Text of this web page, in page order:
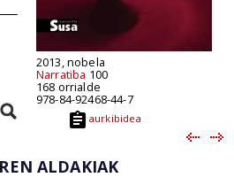
2013, nobela
Narratiba 100
168 orrialde
978-84-92468-44-7
aurkibidea
ALDAKIAK